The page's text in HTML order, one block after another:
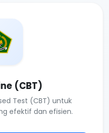
(CBT)
Test (CBT) untuk
efektif dan efisien.